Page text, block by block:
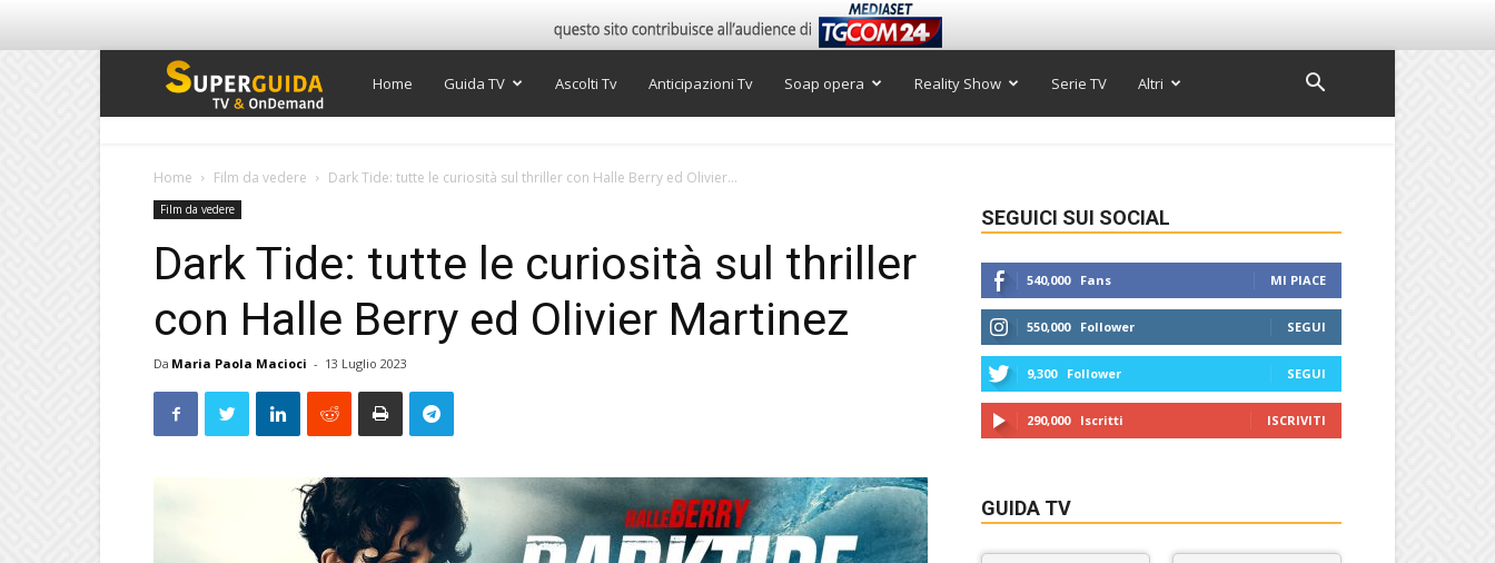
Super
Home Guida TV Ascolti Tv Anticipazioni Tv Soap opera Reality Show Serie TV Altri
Home Film da vedere Dark Tide: tutte le curiosità sul thriller con Halle Berry ed Olivier...
Film da vedere
Dark Tide: tutte le curiosità sul thriller
con Halle Berry ed Olivier Martinez
Da Maria Paola Macioci - 13 Luglio 2023
SEGUICI SUI SOCIAL
540,000 Fans MI PIACE
550,000 Follower SEGUI
9,300 Follower SEGUI
290,000 Iscritti ISCRIVITI
GUIDA TV